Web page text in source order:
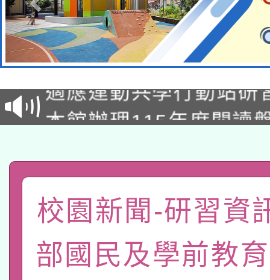
本校115學年度第2次
招甄選結果公告(無人
招)
本館辦理115年度閱讀
礎課程
A3數位素養講師名單
「數位內容與教學軟體
pilot」
薪期間赴陸應申請許可
轉知經濟部水利署委託
校園新聞-研習資
部國民及學前教